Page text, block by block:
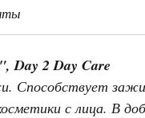
Day 2 Day Care
Способствует
с лица. В